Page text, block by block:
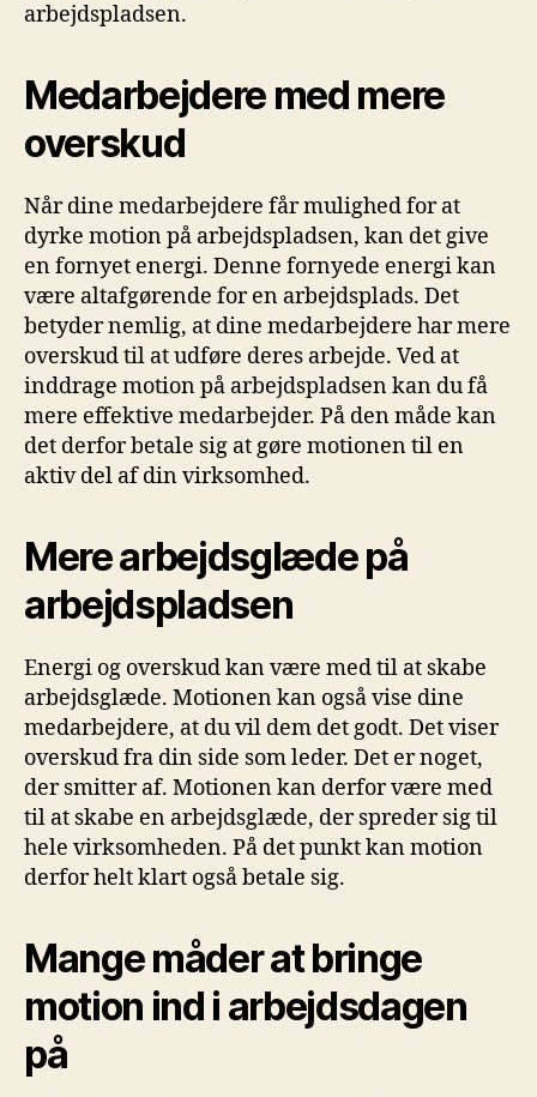
arbejdspladsen.
Medarbejdere med mere
overskud
Når dine medarbejdere får mulighed for at
dyrke motion på arbejdspladsen, kan det give
en fornyet energi. Denne fornyede energi kan
være altafgørende for en arbejdsplads. Det
betyder nemlig, at dine medarbejdere har mere
overskud til at udføre deres arbejde. Ved at
inddrage motion på arbejdspladsen kan du få
mere effektive medarbejder. På den måde kan
det derfor betale sig at gøre motionen til en
aktiv del af din virksomhed.
Mere arbejdsglæde på
arbejdspladsen
Energi og overskud kan være med til at skabe
arbejdsglæde. Motionen kan også vise dine
medarbejdere, at du vil dem det godt. Det viser
overskud fra din side som leder. Det er noget,
der smitter af. Motionen kan derfor være med
til at skabe en arbejdsglæde, der spreder sig til
hele virksomheden. På det punkt kan motion
derfor helt klart også betale sig.
Mange måder at bringe
motion ind i arbejdsdagen
på